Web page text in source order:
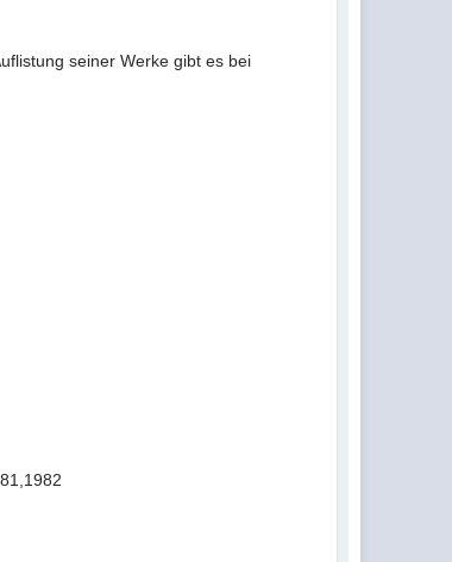
seiner Werke gibt es bei